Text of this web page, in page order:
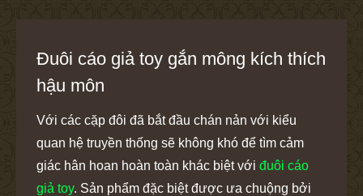
Đuôi cáo giả toy gắn mông kích thích
hậu môn
Với các cặp đôi đã bắt đầu chán nản với kiểu
quan hệ truyền thống sẽ không khó để tìm cảm
giác hân hoan hoàn toàn khác biệt với đuôi cáo
giả toy. Sản phẩm đặc biệt được ưa chuộng bởi